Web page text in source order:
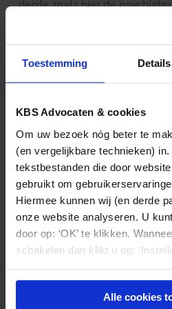
Toestemming Details
KBS Advocaten & cookies
Om uw bezoek nóg beter te
(en vergelijkbare technieken)
tekstbestanden die door
gebruikt om
Hiermee kunnen wij (en derde
onze website analyseren. U
door op: ‘OK’ te klikken.
schakelen dan klikt u op:
Alle cookies
derde zoals hier de
het beroepsgeheim
relevante informatie over
minderjarige met een
een verstrekkende bepaling
om beide ouders, of die nu
enigszins geholpen door het
vader haar tuchtrechtelijk
Transparant zijn en
regiebehandelaar zijn
conflicten, escalaties en zelfs
voorkomen.
Nieuws & kennis